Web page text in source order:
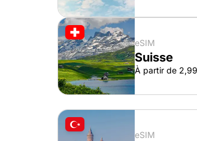
eSIM
Suisse
À partir de
eSIM